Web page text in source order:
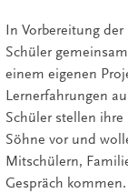
In Vorbereitung
Schüler
einem eigenen
Lernerfahrungen
Schüler stellen
Söhne vor und
Mitschülern,
Gespräch